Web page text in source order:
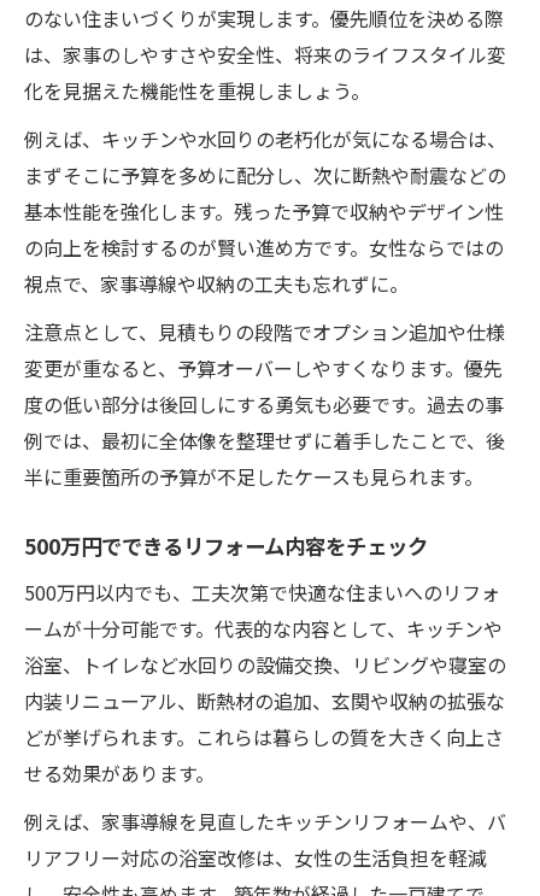
のない住まいづくりが実現します。優先順位を決める際
は、家事のしやすさや安全性、将来のライフスタイル変
化を見据えた機能性を重視しましょう。
例えば、キッチンや水回りの老朽化が気になる場合は、
まずそこに予算を多めに配分し、次に断熱や耐震などの
基本性能を強化します。残った予算で収納やデザイン性
の向上を検討するのが賢い進め方です。女性ならではの
視点で、家事導線や収納の工夫も忘れずに。
注意点として、見積もりの段階でオプション追加や仕様
変更が重なると、予算オーバーしやすくなります。優先
度の低い部分は後回しにする勇気も必要です。過去の事
例では、最初に全体像を整理せずに着手したことで、後
半に重要箇所の予算が不足したケースも見られます。
500万円でできるリフォーム内容をチェック
500万円以内でも、工夫次第で快適な住まいへのリフォ
ームが十分可能です。代表的な内容として、キッチンや
浴室、トイレなど水回りの設備交換、リビングや寝室の
内装リニューアル、断熱材の追加、玄関や収納の拡張な
どが挙げられます。これらは暮らしの質を大きく向上さ
せる効果があります。
例えば、家事導線を見直したキッチンリフォームや、バ
リアフリー対応の浴室改修は、女性の生活負担を軽減